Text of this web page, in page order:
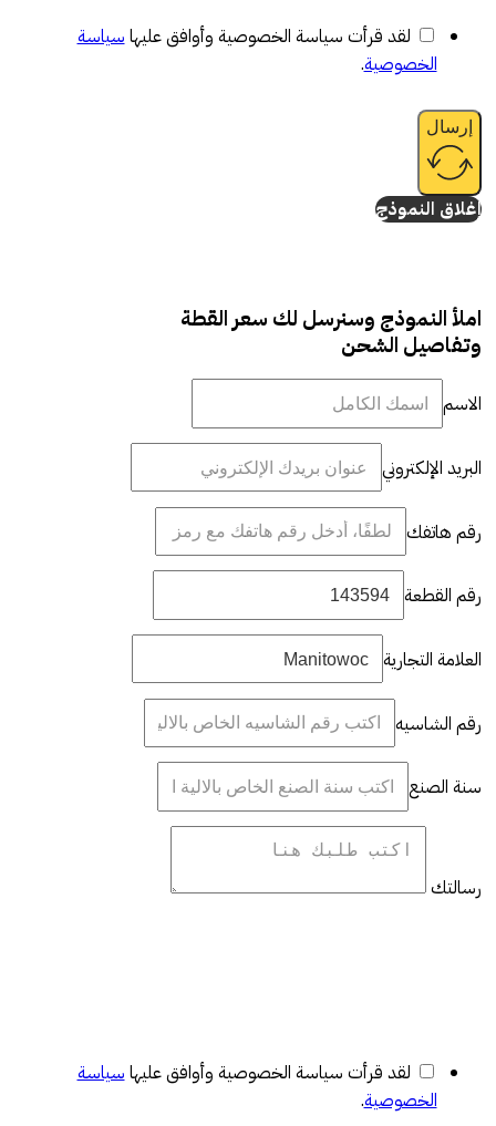
لقد قرأت سياسة الخصوصية وأوافق عليها سياسة
الخصوصية.
إرسال
إغلاق النموذج
املأ النموذج وسنرسل لك سعر القطة
وتفاصيل الشحن
الاسم
البريد الإلكتروني
رقم هاتفك
رقم القطعة
العلامة التجارية
رقم الشاسيه
سنة الصنع
رسالتك
لقد قرأت سياسة الخصوصية وأوافق عليها سياسة
الخصوصية.